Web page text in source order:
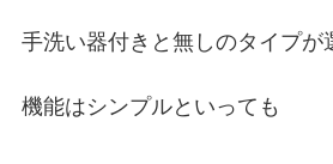
手洗い器付きと無しのタイプが
機能はシンプルといっても